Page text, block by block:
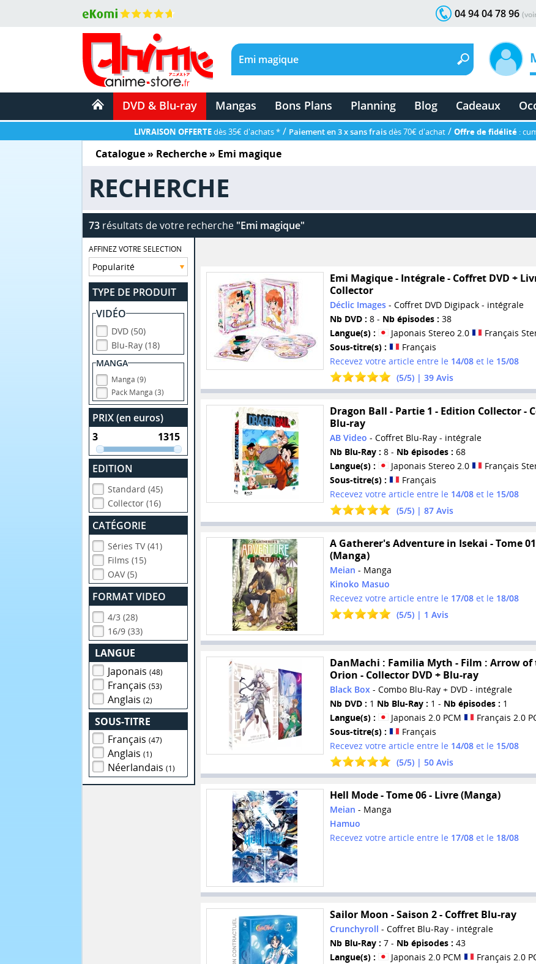
04 94 04 78 96
DVD & Blu-ray Mangas Bons Plans Planning Blog Cadeaux
LIVRAISON OFFERTEdès 35€ d'achats * / Paiement en 3 x sans fraisdès 70€ d'achat / Offre de fidélité :
Catalogue» Recherche » Emi magique
RECHERCHE
73résultats de votre recherche "Emi magique"
AFFINEZ VOTRE SELECTION
TYPE DE PRODUIT
VIDÉO
DVD (50)
Blu-Ray (18)
MANGA
Manga (9)
Pack Manga (3)
PRIX (en euros)
EDITION
Standard (45)
Collector (16)
CATÉGORIE
Séries TV (41)
Films (15)
OAV (5)
FORMAT VIDEO
4/3 (28)
16/9 (33)
LANGUE
Japonais(48)
Français(53)
Anglais(2)
SOUS-TITRE
Français(47)
Anglais(1)
Néerlandais(1)
Emi Magique - Intégrale - Coffret DVD +
Collector
Déclic Images- Coffret DVD Digipack - intégrale
Nb DVD : 8 - Nb épisodes : 38
Langue(s) :
Japonais Stereo 2.0
Français
Sous-titre(s) :
Français
Recevez votre article entre le 14/08et le 15/08
(5/5) | 39Avis
Dragon Ball - Partie 1 - Edition Collector -
Blu-ray
AB Video - Coffret Blu-Ray - intégrale
Nb Blu-Ray : 8 - Nb épisodes : 68
Langue(s) :
Japonais Stereo 2.0
Français
Sous-titre(s) :
Français
Recevez votre article entre le 14/08et le 15/08
(5/5) | 87Avis
A Gatherer's Adventure in Isekai - Tome
(Manga)
Meian - Manga
Kinoko Masuo
Recevez votre article entre le 17/08et le 18/08
(5/5) | 1 Avis
DanMachi : Familia Myth - Film : Arrow of
Orion - Collector DVD + Blu-ray
Black Box- Combo Blu-Ray + DVD - intégrale
Nb DVD : 1 Nb Blu-Ray : 1 - Nb épisodes : 1
Langue(s) :
Japonais 2.0 PCM
Français 2.0
Sous-titre(s) :
Français
Recevez votre article entre le 14/08et le 15/08
(5/5) | 50Avis
Hell Mode - Tome 06 - Livre (Manga)
Meian - Manga
Hamuo
Recevez votre article entre le 17/08et le 18/08
Sailor Moon - Saison 2 - Coffret Blu-ray
Crunchyroll - Coffret Blu-Ray - intégrale
Nb Blu-Ray : 7 - Nb épisodes : 43
Langue(s) :
Japonais 2.0 PCM
Français 2.0